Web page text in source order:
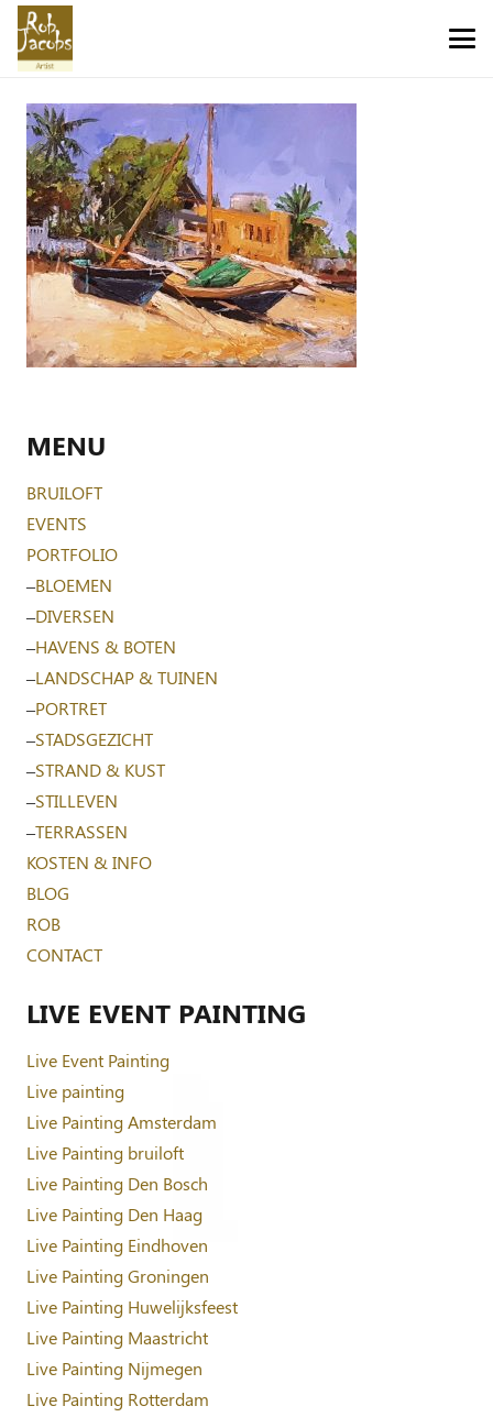
MENU
BRUILOFT
EVENTS
PORTFOLIO
–BLOEMEN
–DIVERSEN
–HAVENS & BOTEN
–LANDSCHAP & TUINEN
–PORTRET
–STADSGEZICHT
–STRAND & KUST
–STILLEVEN
–TERRASSEN
KOSTEN & INFO
BLOG
ROB
CONTACT
LIVE EVENT PAINTING
Live Event Painting
Live painting
Live Painting Amsterdam
Live Painting bruiloft
Live Painting Den Bosch
Live Painting Den Haag
Live Painting Eindhoven
Live Painting Groningen
Live Painting Huwelijksfeest
Live Painting Maastricht
Live Painting Nijmegen
Live Painting Rotterdam